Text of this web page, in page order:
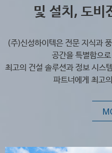
및 설치, 도비
(주)신성하이텍은 전문 지식과
공간을 특별함으
최고의 건설 솔루션과 정보 시스
파트너에게 최고